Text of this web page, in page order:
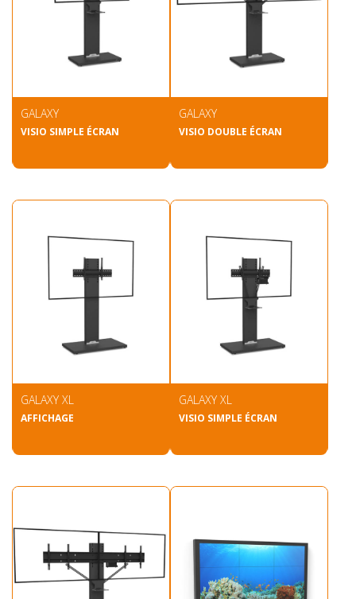
GALAXY
VISIO SIMPLE ÉCRAN
GALAXY
VISIO DOUBLE ÉCRAN
GALAXY XL
AFFICHAGE
GALAXY XL
VISIO SIMPLE ÉCRAN